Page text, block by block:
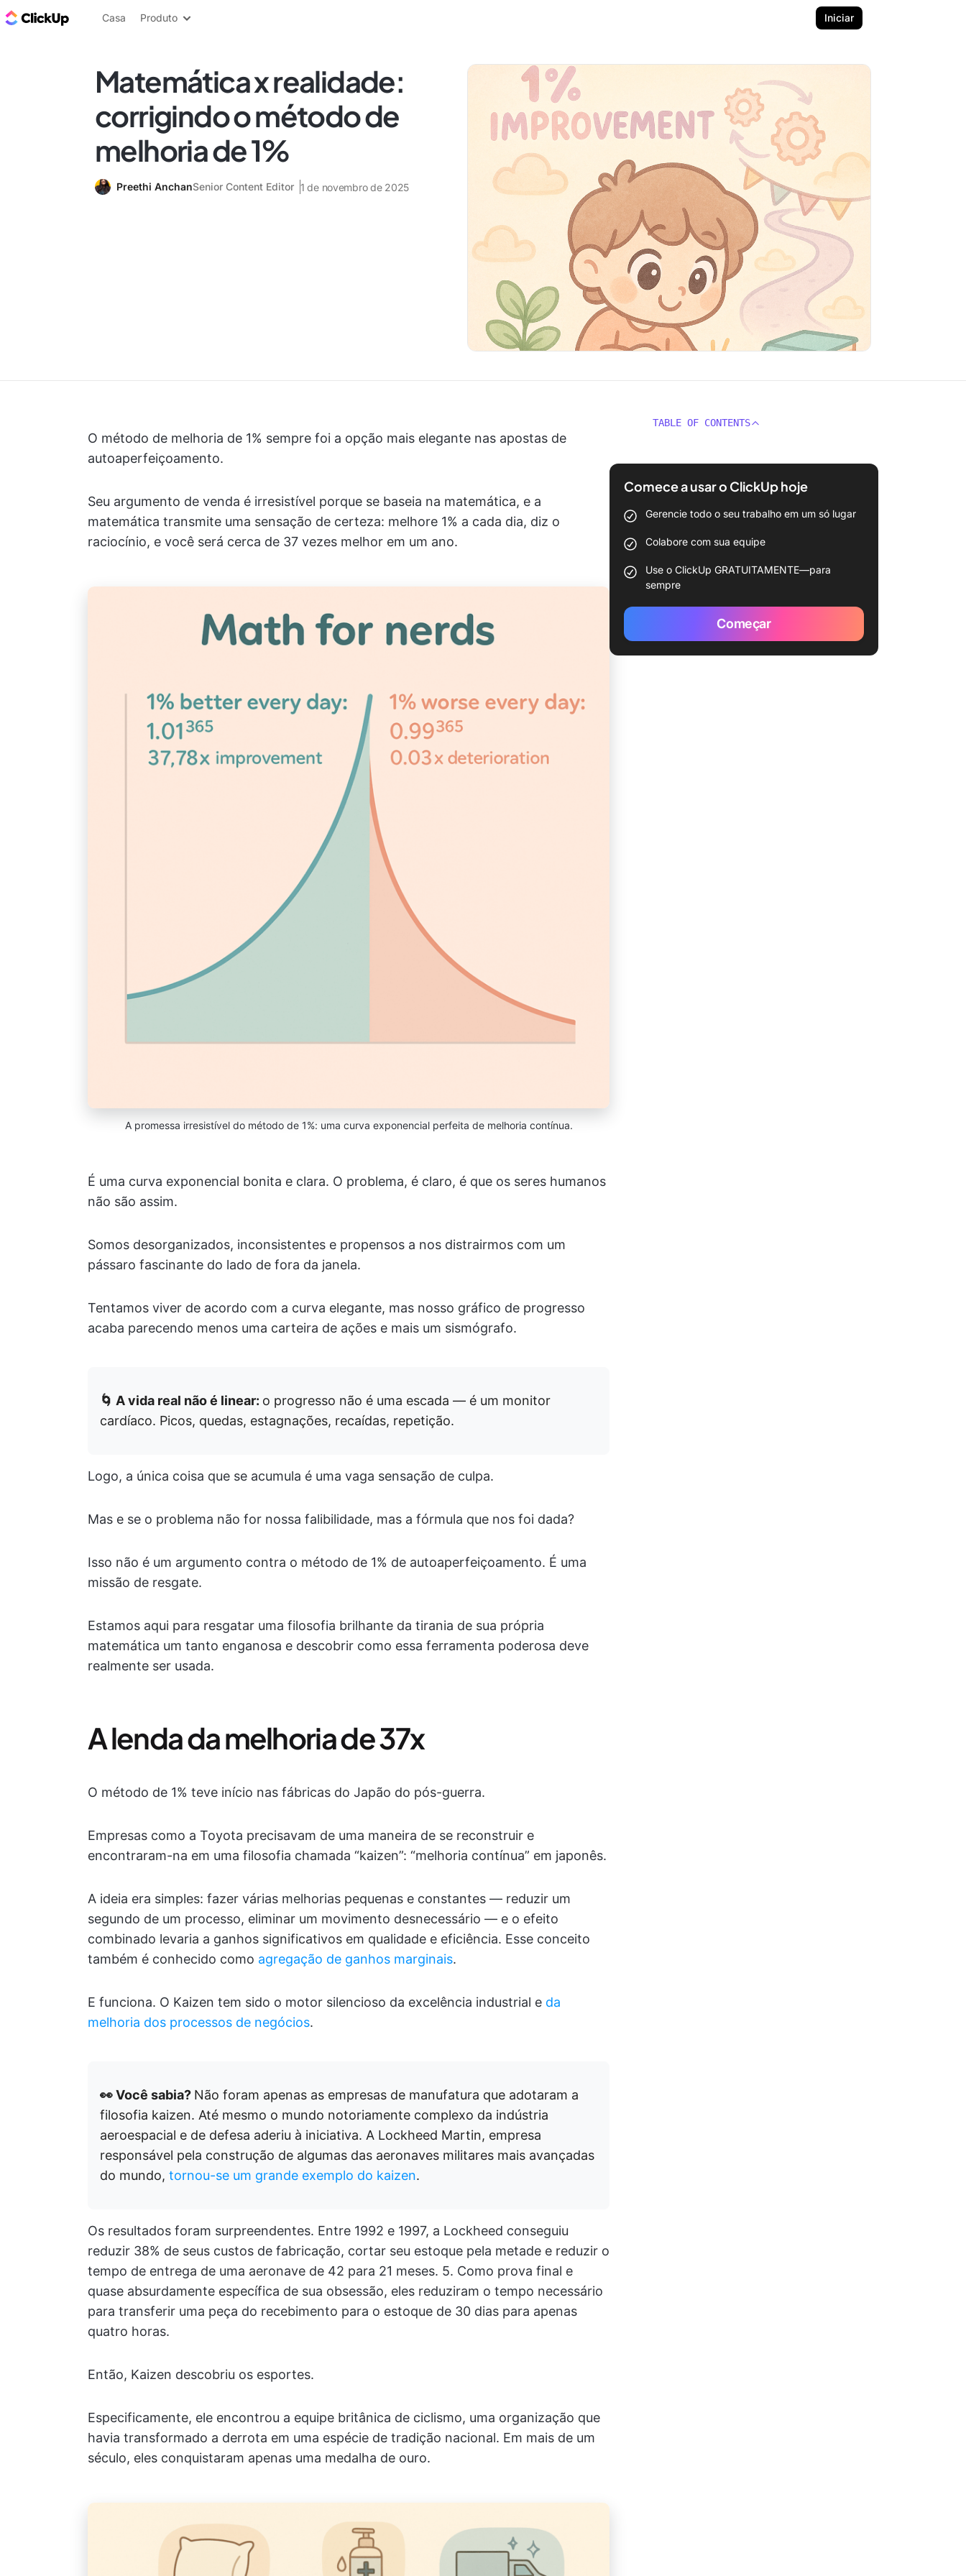
ClickUp Blogue
Casa Produto Iniciar
Matemática x realidade:
corrigindo o método de
melhoria de 1%
Preethi AnchanSenior Content Editor 1 de novembro de 2025
O método de melhoria de 1% sempre foi a opção mais elegante nas apostas de
autoaperfeiçoamento.
Seu argumento de venda é irresistível porque se baseia na matemática, e a
matemática transmite uma sensação de certeza: melhore 1% a cada dia, diz o
raciocínio, e você será cerca de 37 vezes melhor em um ano.
A promessa irresistível do método de 1%: uma curva exponencial perfeita de melhoria contínua.
É uma curva exponencial bonita e clara. O problema, é claro, é que os seres humanos
não são assim.
Somos desorganizados, inconsistentes e propensos a nos distrairmos com um
pássaro fascinante do lado de fora da janela.
Tentamos viver de acordo com a curva elegante, mas nosso gráfico de progresso
acaba parecendo menos uma carteira de ações e mais um sismógrafo.
🌀 A vida real não é linear: o progresso não é uma escada — é um monitor
cardíaco. Picos, quedas, estagnações, recaídas, repetição.
Logo, a única coisa que se acumula é uma vaga sensação de culpa.
Mas e se o problema não for nossa falibilidade, mas a fórmula que nos foi dada?
Isso não é um argumento contra o método de 1% de autoaperfeiçoamento. É uma
missão de resgate.
Estamos aqui para resgatar uma filosofia brilhante da tirania de sua própria
matemática um tanto enganosa e descobrir como essa ferramenta poderosa deve
realmente ser usada.
A lenda da melhoria de 37x
O método de 1% teve início nas fábricas do Japão do pós-guerra.
Empresas como a Toyota precisavam de uma maneira de se reconstruir e
encontraram-na em uma filosofia chamada “kaizen”: “melhoria contínua” em japonês.
A ideia era simples: fazer várias melhorias pequenas e constantes — reduzir um
segundo de um processo, eliminar um movimento desnecessário — e o efeito
combinado levaria a ganhos significativos em qualidade e eficiência. Esse conceito
também é conhecido como agregação de ganhos marginais.
E funciona. O Kaizen tem sido o motor silencioso da excelência industrial e da
melhoria dos processos de negócios.
👀 Você sabia? Não foram apenas as empresas de manufatura que adotaram a
filosofia kaizen. Até mesmo o mundo notoriamente complexo da indústria
aeroespacial e de defesa aderiu à iniciativa. A Lockheed Martin, empresa
responsável pela construção de algumas das aeronaves militares mais avançadas
do mundo, tornou-se um grande exemplo do kaizen.
Os resultados foram surpreendentes. Entre 1992 e 1997, a Lockheed conseguiu
reduzir 38% de seus custos de fabricação, cortar seu estoque pela metade e reduzir o
tempo de entrega de uma aeronave de 42 para 21 meses. 5. Como prova final e
quase absurdamente específica de sua obsessão, eles reduziram o tempo necessário
para transferir uma peça do recebimento para o estoque de 30 dias para apenas
quatro horas.
Então, Kaizen descobriu os esportes.
Especificamente, ele encontrou a equipe britânica de ciclismo, uma organização que
havia transformado a derrota em uma espécie de tradição nacional. Em mais de um
século, eles conquistaram apenas uma medalha de ouro.
TABLE OF CONTENTS
Comece a usar o ClickUp hoje
Gerencie todo o seu trabalho em um só lugar
Colabore com sua equipe
Use o ClickUp GRATUITAMENTE—para
sempre
Começar